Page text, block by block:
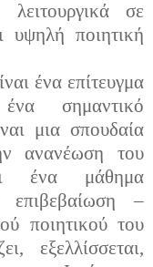
λειτουργικά σε
υψηλή ποιητική
ένα επίτευγμα
σημαντικό
μια σπουδαία
ανανέωση του
ένα μάθημα
επιβεβαίωση –
ποιητικού του
εξελλίσσεται,